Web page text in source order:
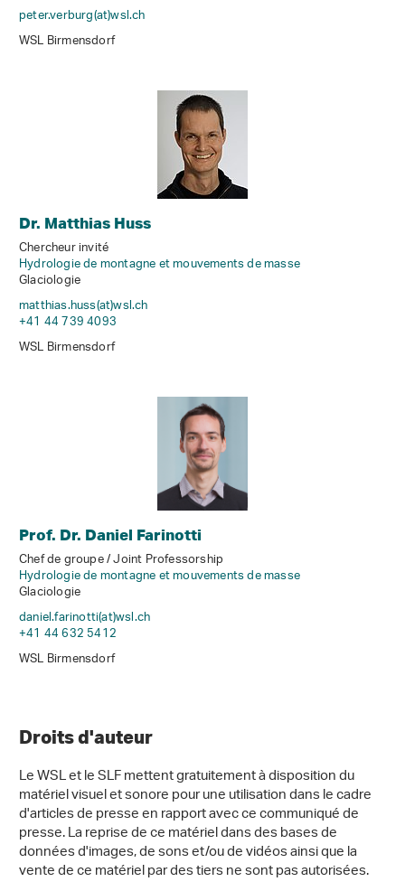
peter.verburg(at)wsl.ch
WSL Birmensdorf
Dr. Matthias Huss
Chercheur invité
Hydrologie de montagne et mouvements de masse
Glaciologie
matthias.huss(at)wsl.ch
+41 44 739 4093
WSL Birmensdorf
Prof. Dr. Daniel Farinotti
Chef de groupe / Joint Professorship
Hydrologie de montagne et mouvements de masse
Glaciologie
daniel.farinotti(at)wsl.ch
+41 44 632 5412
WSL Birmensdorf
Droits d'auteur
Le WSL et le SLF mettent gratuitement à disposition du
matériel visuel et sonore pour une utilisation dans le cadre
d'articles de presse en rapport avec ce communiqué de
presse. La reprise de ce matériel dans des bases de
données d'images, de sons et/ou de vidéos ainsi que la
vente de ce matériel par des tiers ne sont pas autorisées.